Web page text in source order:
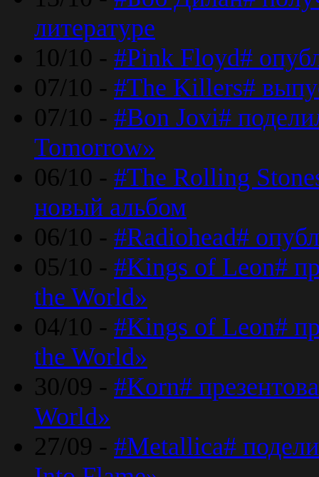
литературе
10/10 - #Pink Floyd#
07/10 - #The Killers#
07/10 - #Bon Jovi#
Tomorrow»
06/10 - #The Rolling
новый альбом
06/10 - #Radiohead#
05/10 - #Kings of Leon#
the World»
04/10 - #Kings of Leon#
the World»
30/09 - #Korn#
World»
27/09 - #Metallica#